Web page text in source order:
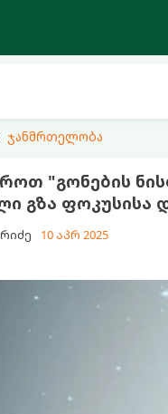
ჯანმრთელობა
"გონების
გზა ფოკუსისა
10 აპრ 2025